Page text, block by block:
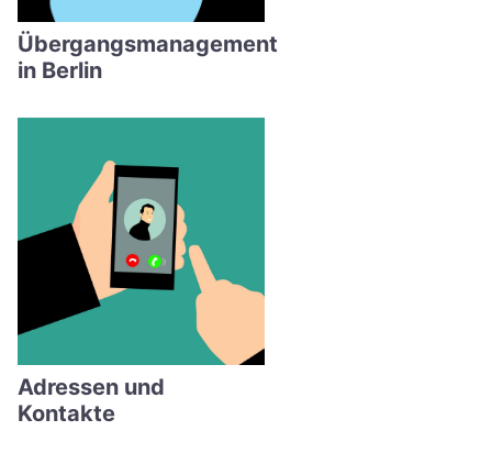
Übergangsmanagement
in Berlin
Adressen und
Kontakte